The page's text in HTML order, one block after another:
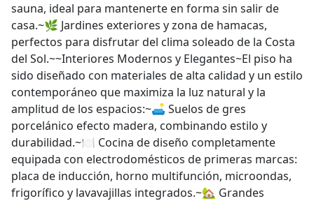
sauna, ideal para mantenerte en forma sin salir de
casa.~🌿 Jardines exteriores y zona de hamacas,
perfectos para disfrutar del clima soleado de la Costa
del Sol.~~Interiores Modernos y Elegantes~El piso ha
sido diseñado con materiales de alta calidad y un estilo
contemporáneo que maximiza la luz natural y la
amplitud de los espacios:~🛋 Suelos de gres
porcelánico efecto madera, combinando estilo y
durabilidad.~🍽 Cocina de diseño completamente
equipada con electrodomésticos de primeras marcas:
placa de inducción, horno multifunción, microondas,
frigorífico y lavavajillas integrados.~🏡 Grandes